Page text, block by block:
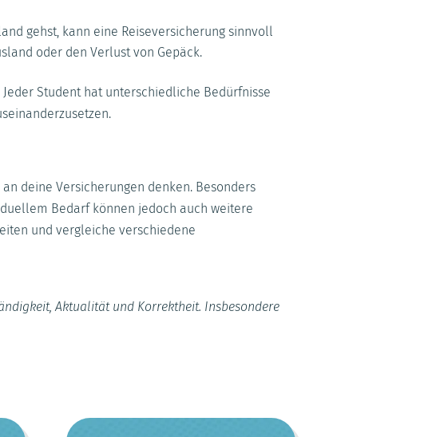
gehst, kann eine Reiseversicherung sinnvoll
oder den Verlust von Gepäck.
Student hat unterschiedliche Bedürfnisse
deine Versicherungen denken. Besonders
Bedarf können jedoch auch weitere
und vergleiche verschiedene
Aktualität und Korrektheit. Insbesondere